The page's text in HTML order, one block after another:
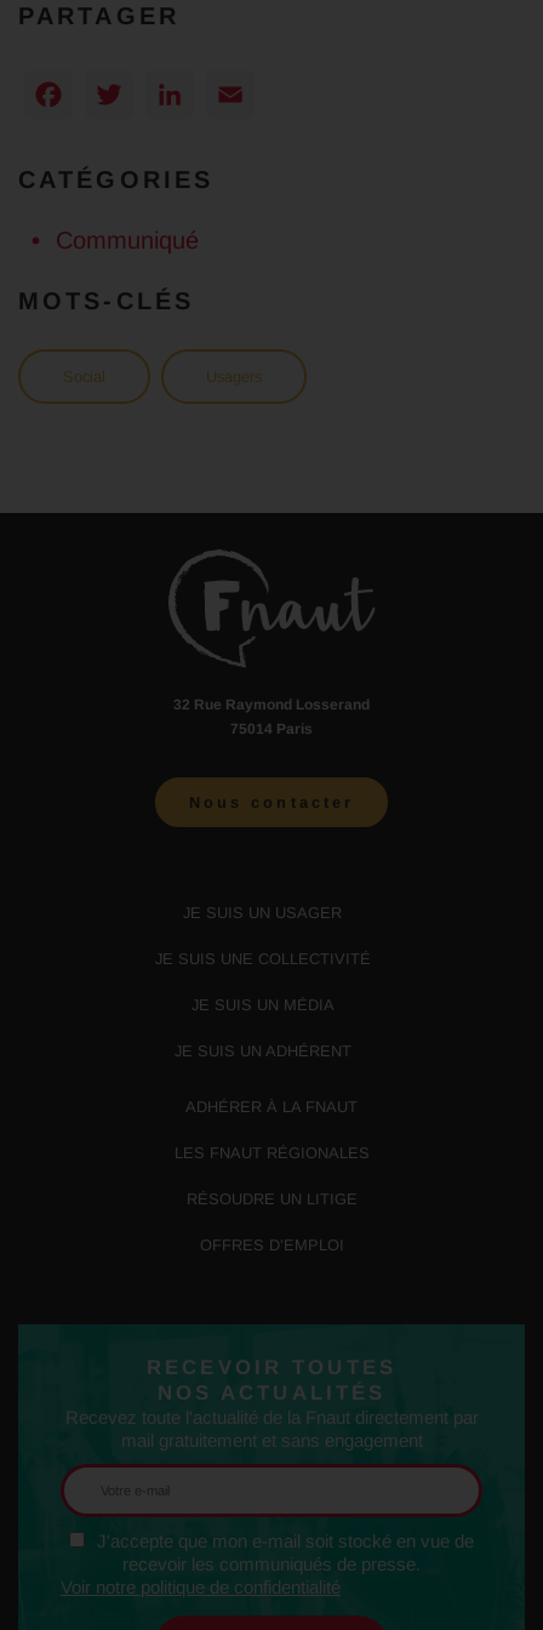
PARTAGER
Facebook
TwitterLinkedIn
CATÉGORIES
Communiqué
MOTS-CLÉS
Social Usagers
32 Rue Raymond Losserand
75014 Paris
Nous contacter
JE SUIS UN USAGER
JE SUIS UNE COLLECTIVITÉ
JE SUIS UN MÉDIA
JE SUIS UN ADHÉRENT
ADHÉRER À LA FNAUT
LES FNAUT RÉGIONALES
RÉSOUDRE UN LITIGE
OFFRES D’EMPLOI
RECEVOIR TOUTES
NOS ACTUALITÉS
Recevez toute l'actualité de la Fnaut directement par
mail gratuitement et sans engagement
J'accepte que mon e-mail soit stocké en vue de
recevoir les communiqués de presse.
Voir notre politique de confidentialité